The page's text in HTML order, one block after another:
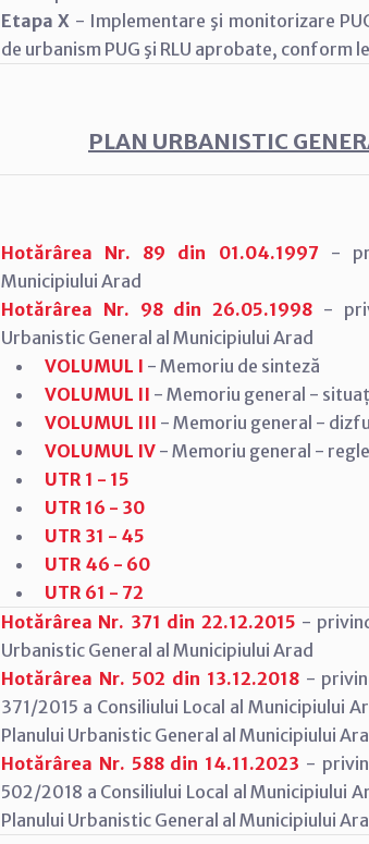
Etapa X - Implementare şi monitorizare
de urbanism PUG şi RLU aprobate, conform
PLAN URBANISTIC
Hotărârea Nr. 89 din 01.04.1997-
Municipiului Arad
Hotărârea Nr. 98 din 26.05.1998 -
Urbanistic General al Municipiului Arad
VOLUMUL I - Memoriu de sinteză
VOLUMUL II - Memoriu general -
VOLUMUL III - Memoriu general -
VOLUMUL IV- Memoriu general -
UTR 1 - 15
UTR 16 - 30
UTR 31 - 45
UTR 46 - 60
UTR 61 - 72
Hotărârea Nr. 371 din 22.12.2015 -
Urbanistic General al Municipiului Arad
Hotărârea Nr. 502 din 13.12.2018-
371/2015 a Consiliului Local al Municipiului
Planului Urbanistic General al Municipiului
Hotărârea Nr. 588 din 14.11.2023 -
502/2018 a Consiliului Local al Municipiului
Planului Urbanistic General al Municipiului